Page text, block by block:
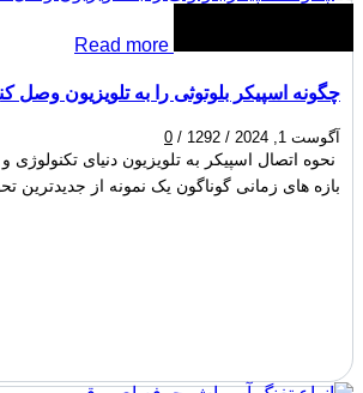
Read more
چگونه اسپیکر بلوتوثی را به تلویزیون وصل
آگوست 1, 2024 /
1292
/
0
نحوه اتصال اسپیکر به تلویزیون دنیای تکنولوژی
بازه های زمانی گوناگون یک نمونه از جدیدترین